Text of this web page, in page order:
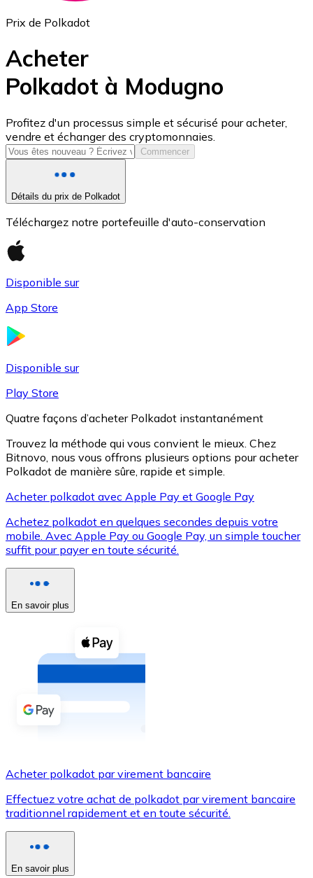
USD Coin
USDC
XRP
XRP
Voir toutes
Coupons crypto
Achetez des cryptomonnaies en espèces et d'autres
Acheter avec espèces
Virement SEPA
Utilisez les cartes Visa et Mastercard pour acheter
Acheter avec carte
Prix de Polkadot
Acheter
Polkadot à Modugno
Profitez d'un processus simple et sécurisé pour acheter,
vendre et échanger des cryptomonnaies.
Commencer
Détails du prix de Polkadot
Téléchargez notre portefeuille d'auto-conservation
Disponible sur
App Store
Disponible sur
Play Store
Quatre façons d’acheter Polkadot instantanément
Trouvez la méthode qui vous convient le mieux. Chez
Bitnovo, nous vous offrons plusieurs options pour acheter
Polkadot de manière sûre, rapide et simple.
Acheter polkadot avec Apple Pay et Google Pay
Achetez polkadot en quelques secondes depuis votre
mobile. Avec Apple Pay ou Google Pay, un simple toucher
suffit pour payer en toute sécurité.
En savoir plus
Acheter polkadot par virement bancaire
Effectuez votre achat de polkadot par virement bancaire
traditionnel rapidement et en toute sécurité.
En savoir plus